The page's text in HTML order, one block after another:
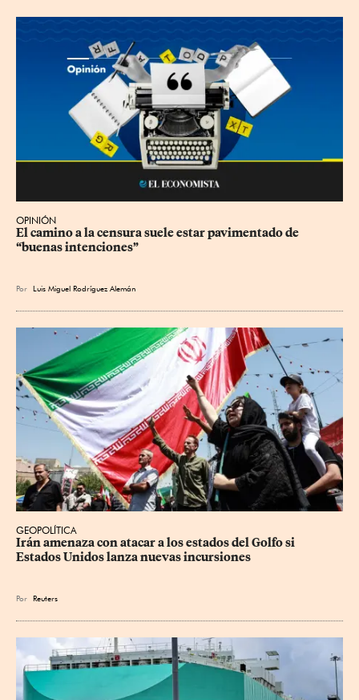
OPINIÓN
El camino a la censura suele estar pavimentado de
“buenas intenciones”
Por Luis Miguel Rodríguez Alemán
GEOPOLÍTICA
Irán amenaza con atacar a los estados del Golfo si
Estados Unidos lanza nuevas incursiones
Por Reuters